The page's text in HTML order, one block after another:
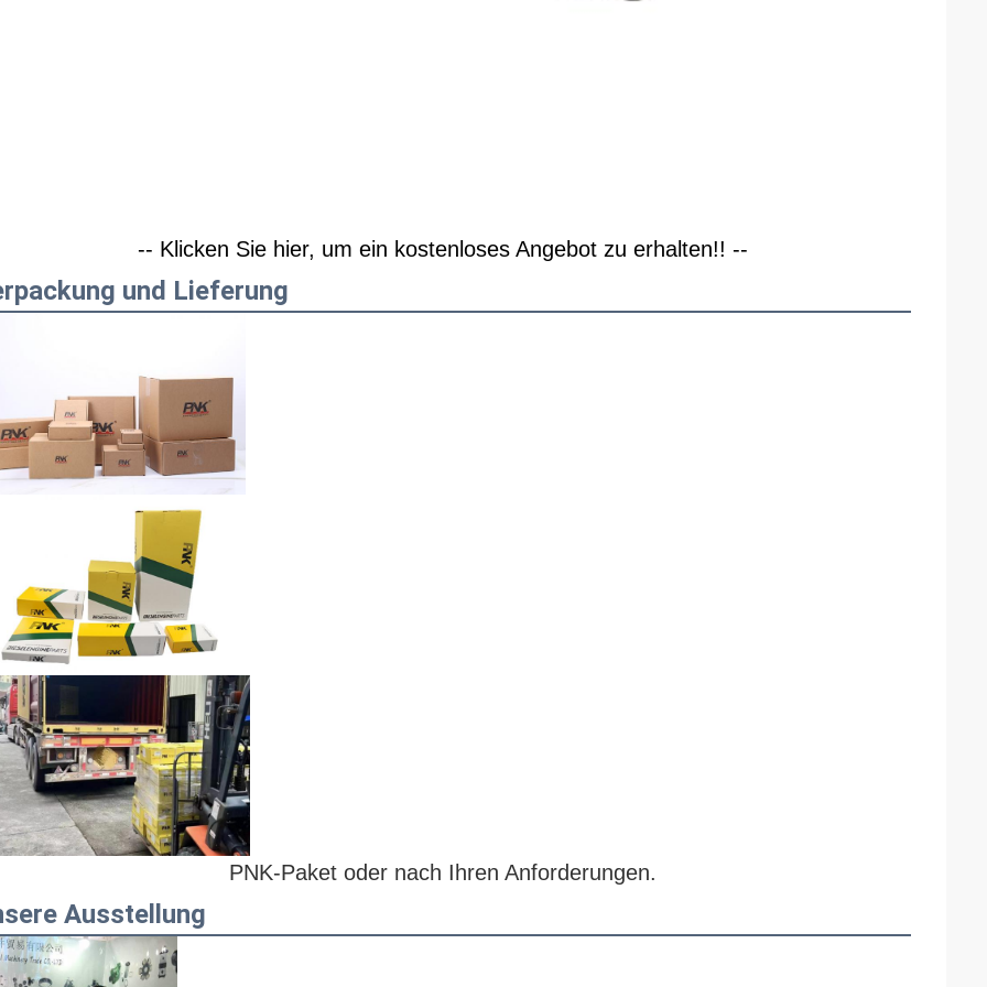
-- Klicken Sie hier, um ein kostenloses Angebot zu erhalten!! --
und Lieferung
PNK-Paket oder nach Ihren Anforderungen.
Ausstellung